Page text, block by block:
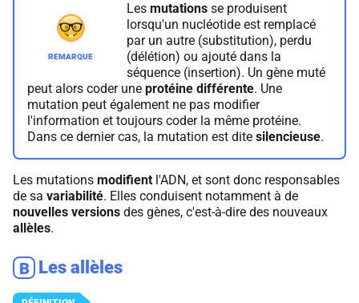
Les mutations se produisent
lorsqu'un nucléotide est remplacé
par un autre (substitution), perdu
(délétion) ou ajouté dans la
séquence (insertion). Un gène muté
peut alors coder une protéine différente. Une
mutation peut également ne pas modifier
l'information et toujours coder la même protéine.
Dans ce dernier cas, la mutation est dite silencieuse.
Les mutations modifient l'ADN, et sont donc responsables
de sa variabilité. Elles conduisent notamment à de
nouvelles versions des gènes, c'est-à-dire des nouveaux
allèles.
B Les allèles